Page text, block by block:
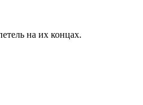
на их концах.